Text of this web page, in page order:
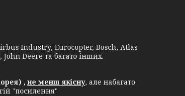
Industry, Eurocopter, Bosch, Atlas
Deere та багато інших.
,не менш якісну, але набагато
"посилення"